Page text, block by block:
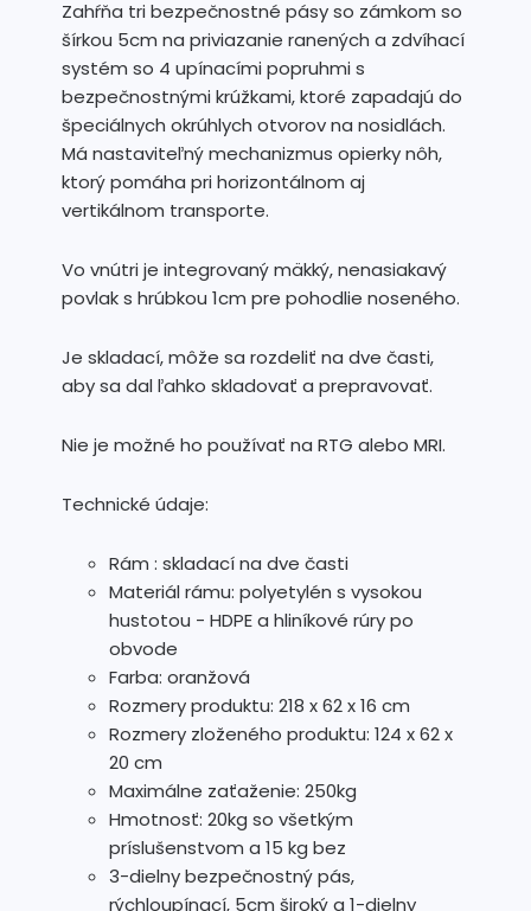
Zahŕňa tri bezpečnostné pásy so zámkom so
šírkou 5cm na priviazanie ranených a zdvíhací
systém so 4 upínacími popruhmi s
bezpečnostnými krúžkami, ktoré zapadajú do
špeciálnych okrúhlych otvorov na nosidlách.
Má nastaviteľný mechanizmus opierky nôh,
ktorý pomáha pri horizontálnom aj
vertikálnom transporte.
Vo vnútri je integrovaný mäkký, nenasiakavý
povlak s hrúbkou 1cm pre pohodlie noseného.
Je skladací, môže sa rozdeliť na dve časti,
aby sa dal ľahko skladovať a prepravovať.
Nie je možné ho používať na RTG alebo MRI.
Technické údaje:
Rám : skladací na dve časti
Materiál rámu: polyetylén s vysokou
hustotou - HDPE a hliníkové rúry po
obvode
Farba: oranžová
Rozmery produktu: 218 x 62 x 16 cm
Rozmery zloženého produktu: 124 x 62 x
20 cm
Maximálne zaťaženie: 250kg
Hmotnosť: 20kg so všetkým
príslušenstvom a 15 kg bez
3-dielny bezpečnostný pás,
rýchloupínací, 5cm široký a 1-dielny